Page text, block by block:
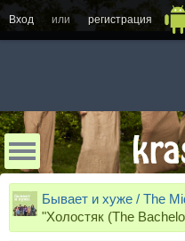
Вход или регистрация
Бывает и хуже / The
"Холостяк (The